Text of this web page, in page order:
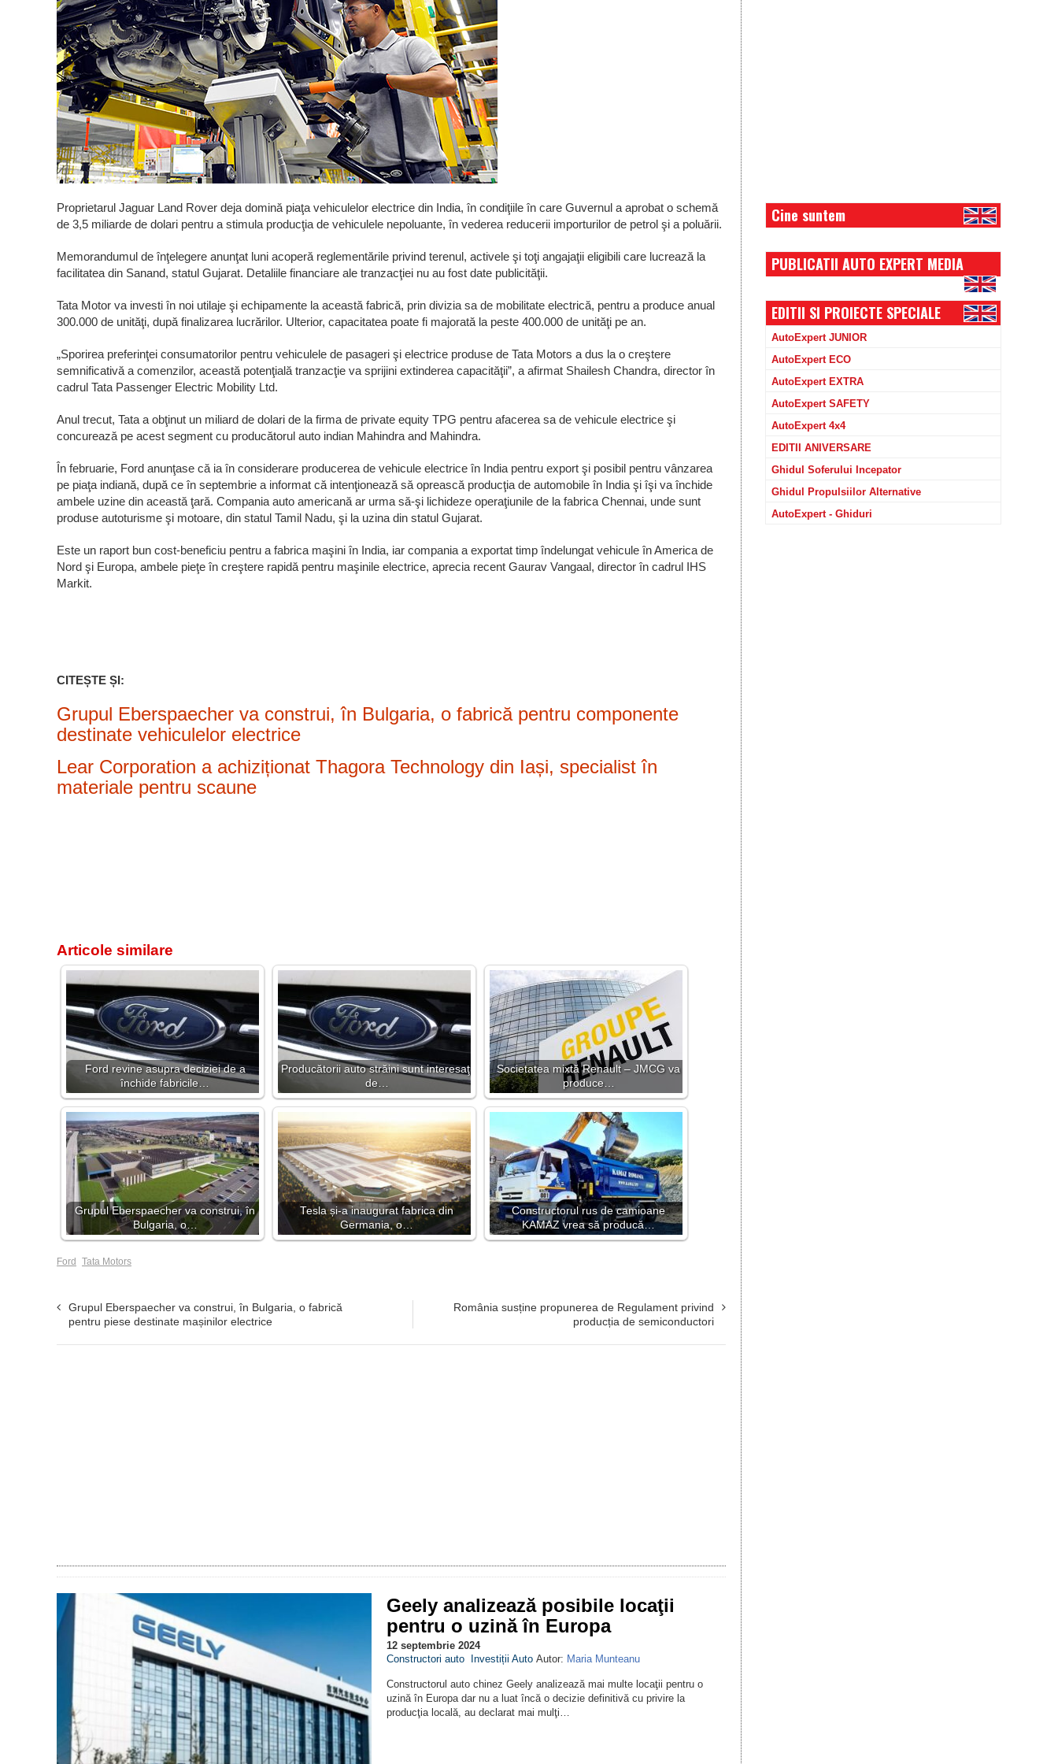
Proprietarul Jaguar Land Rover deja domină piaţa vehiculelor electrice din India, în condiţiile în care Guvernul a aprobat o schemă
de 3,5 miliarde de dolari pentru a stimula producţia de vehiculele nepoluante, în vederea reducerii importurilor de petrol şi a poluării.
Memorandumul de înţelegere anunţat luni acoperă reglementările privind terenul, activele şi toţi angajaţii eligibili care lucrează la
facilitatea din Sanand, statul Gujarat. Detaliile financiare ale tranzacţiei nu au fost date publicităţii.
Tata Motor va investi în noi utilaje şi echipamente la această fabrică, prin divizia sa de mobilitate electrică, pentru a produce anual
300.000 de unităţi, după finalizarea lucrărilor. Ulterior, capacitatea poate fi majorată la peste 400.000 de unităţi pe an.
„Sporirea preferinţei consumatorilor pentru vehiculele de pasageri şi electrice produse de Tata Motors a dus la o creştere
semnificativă a comenzilor, această potenţială tranzacţie va sprijini extinderea capacităţii”, a afirmat Shailesh Chandra, director în
cadrul Tata Passenger Electric Mobility Ltd.
Anul trecut, Tata a obţinut un miliard de dolari de la firma de private equity TPG pentru afacerea sa de vehicule electrice şi
concurează pe acest segment cu producătorul auto indian Mahindra and Mahindra.
În februarie, Ford anunţase că ia în considerare producerea de vehicule electrice în India pentru export şi posibil pentru vânzarea
pe piaţa indiană, după ce în septembrie a informat că intenţionează să oprească producţia de automobile în India şi îşi va închide
ambele uzine din această ţară. Compania auto americană ar urma să-şi lichideze operaţiunile de la fabrica Chennai, unde sunt
produse autoturisme şi motoare, din statul Tamil Nadu, şi la uzina din statul Gujarat.
Este un raport bun cost-beneficiu pentru a fabrica maşini în India, iar compania a exportat timp îndelungat vehicule în America de
Nord şi Europa, ambele pieţe în creştere rapidă pentru maşinile electrice, aprecia recent Gaurav Vangaal, director în cadrul IHS
Markit.
CITEȘTE ȘI:
Grupul Eberspaecher va construi, în Bulgaria, o fabrică pentru componente
destinate vehiculelor electrice
Lear Corporation a achiziționat Thagora Technology din Iași, specialist în
materiale pentru scaune
Articole similare
Ford revine asupra deciziei de a
închide fabricile…
Producătorii auto străini sunt interesaţi
de…
Societatea mixtă Renault – JMCG va
produce…
Grupul Eberspaecher va construi, în
Bulgaria, o…
Tesla și-a inaugurat fabrica din
Germania, o…
Constructorul rus de camioane
KAMAZ vrea să producă…
Ford Tata Motors
Grupul Eberspaecher va construi, în Bulgaria, o fabrică
pentru piese destinate mașinilor electrice
România susține propunerea de Regulament privind
producția de semiconductori
Geely analizează posibile locaţii
pentru o uzină în Europa
12 septembrie 2024
Constructori auto
Investiții Auto Autor: Maria Munteanu
Constructorul auto chinez Geely analizează mai multe locaţii pentru o
uzină în Europa dar nu a luat încă o decizie definitivă cu privire la
producţia locală, au declarat mai mulţi…
Cine suntem
PUBLICATII AUTO EXPERT MEDIA
EDITII SI PROIECTE SPECIALE
AutoExpert JUNIOR
AutoExpert ECO
AutoExpert EXTRA
AutoExpert SAFETY
AutoExpert 4x4
EDITII ANIVERSARE
Ghidul Soferului Incepator
Ghidul Propulsiilor Alternative
AutoExpert - Ghiduri